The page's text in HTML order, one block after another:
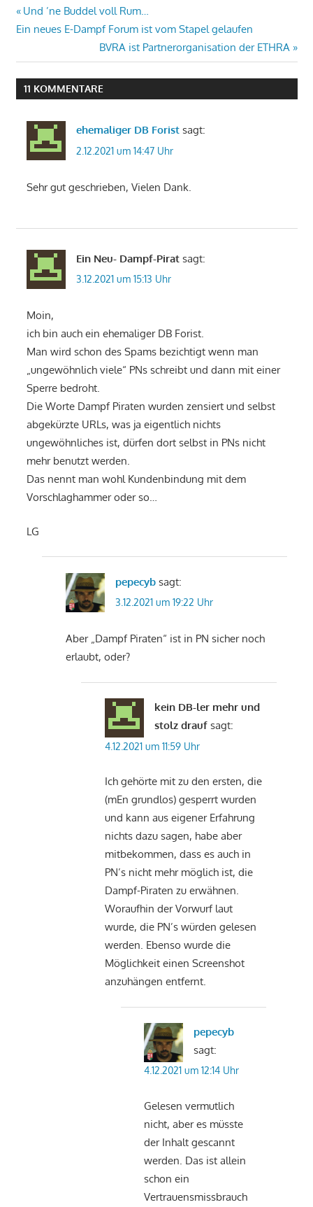
Beitrags-
Navigation
Vorheriger
Beitrag:
Und ’ne Buddel voll Rum…
Ein neues E-Dampf Forum ist vom Stapel gelaufen
Nächster
Beitrag:
BVRA ist Partnerorganisation der ETHRA
11 KOMMENTARE
ehemaliger DB Forist sagt:
2.12.2021 um 14:47 Uhr
Sehr gut geschrieben, Vielen Dank.
Ein Neu- Dampf-Pirat sagt:
3.12.2021 um 15:13 Uhr
Moin,
ich bin auch ein ehemaliger DB Forist.
Man wird schon des Spams bezichtigt wenn man
„ungewöhnlich viele“ PNs schreibt und dann mit einer
Sperre bedroht.
Die Worte Dampf Piraten wurden zensiert und selbst
abgekürzte URLs, was ja eigentlich nichts
ungewöhnliches ist, dürfen dort selbst in PNs nicht
mehr benutzt werden.
Das nennt man wohl Kundenbindung mit dem
Vorschlaghammer oder so…
LG
pepecyb sagt:
3.12.2021 um 19:22 Uhr
Aber „Dampf Piraten“ ist in PN sicher noch
erlaubt, oder?
kein DB-ler mehr und
stolz drauf sagt:
4.12.2021 um 11:59 Uhr
Ich gehörte mit zu den ersten, die
(mEn grundlos) gesperrt wurden
und kann aus eigener Erfahrung
nichts dazu sagen, habe aber
mitbekommen, dass es auch in
PN’s nicht mehr möglich ist, die
Dampf-Piraten zu erwähnen.
Woraufhin der Vorwurf laut
wurde, die PN’s würden gelesen
werden. Ebenso wurde die
Möglichkeit einen Screenshot
anzuhängen entfernt.
pepecyb
sagt:
4.12.2021 um 12:14 Uhr
Gelesen vermutlich
nicht, aber es müsste
der Inhalt gescannt
werden. Das ist allein
schon ein
Vertrauensmissbrauch